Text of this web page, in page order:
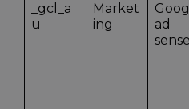
_gcl_a
u
Market
ing
ad
sense